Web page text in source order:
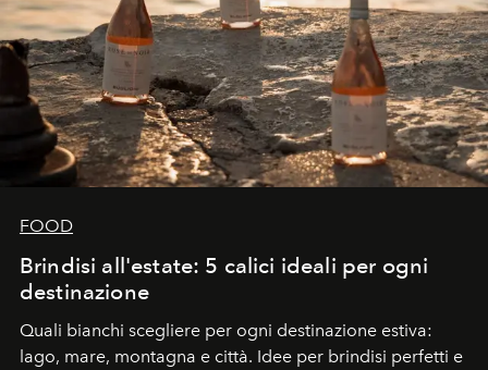
FOOD
Brindisi all'estate: 5 calici ideali per ogni
destinazione
Quali bianchi scegliere per ogni destinazione estiva:
lago, mare, montagna e città. Idee per brindisi perfetti e